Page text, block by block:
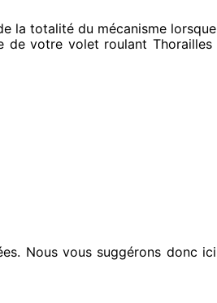
la totalitédu mécanisme lorsque
de votre volet roulant Thorailles
. Nous vous suggérons donc ici